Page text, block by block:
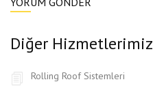
Diğer Hizmetlerimiz
Rolling Roof Sistemleri